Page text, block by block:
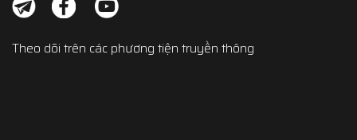
Theo dõi trên các phương tiện truyền thông